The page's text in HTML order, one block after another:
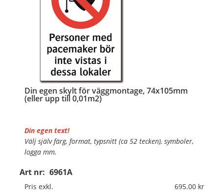
Din egen skylt för väggmontage, 74x105mm
(eller upp till 0,01m2)
Art nr: 6961A
Din egen text!
Välj själv färg, format, typsnitt (ca 52 tecken), symboler,
logga mm.
Material:Plan aluminium, 0,7mm (väggmontage)
Mått:74x105mm (eller annat mått upp till 0,01m²)
Pris exkl. 695.00